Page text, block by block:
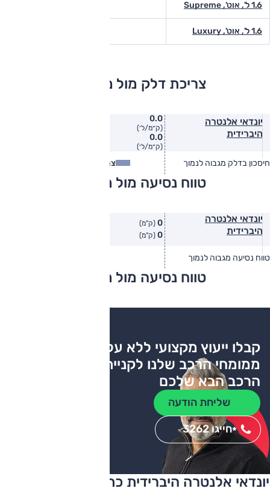
1.6 ל', אוט', Supreme
1.6 ל', אוט', Luxury
צריכת דלק מול מתחרים
יונדאי אלנטרה
היברידית
0.0
(ק״מ/ל׳)
0.0
(ק״מ/ל׳)
חיסכון בדלק מגבוה לנמוך צריכת דלק
טווח נסיעה מול מתחרים
יונדאי אלנטרה
היברידית
0 (ק"מ)
0 (ק"מ)
טווח נסיעה מגבוה לנמוך
טווח נסיעה מול מתחרים
קבלו ייעוץ מקצועי ללא עלות
ממומחי הרכב שלנו לקניית
הרכב הבא שלכם
שליחת הודעה
חייגו 3262*
יונדאי אלנטרה היברידית כתבות ומבחני דרכים